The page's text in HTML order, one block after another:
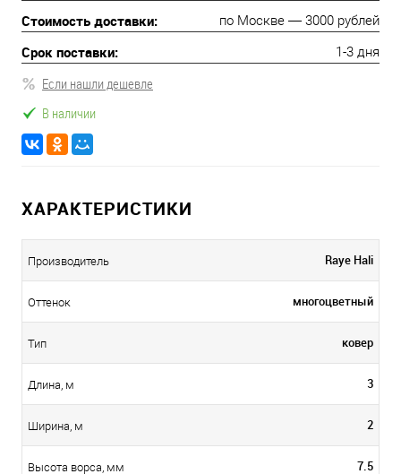
Стоимость доставки: по Москве — 3000 рублей
Срок поставки: 1-3 дня
Если нашли дешевле
В наличии
ХАРАКТЕРИСТИКИ
Производитель Raye Hali
Оттенок многоцветный
Тип ковер
Длина, м 3
Ширина, м 2
Высота ворса, мм 7.5